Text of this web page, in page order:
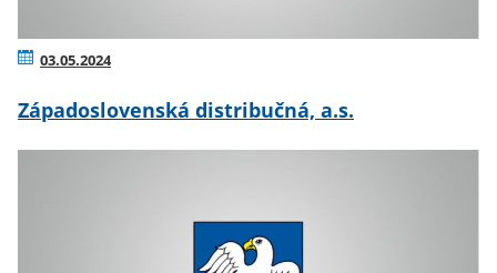
03.05.2024
Západoslovenská distribučná, a.s.